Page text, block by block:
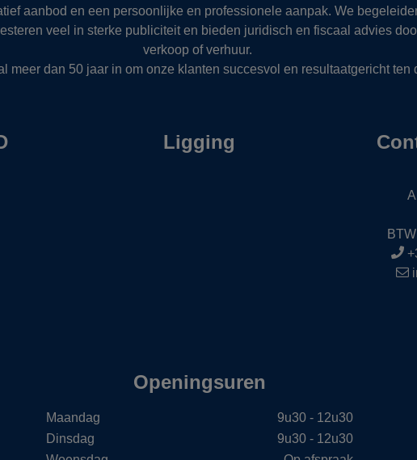
aanbod en een persoonlijke en professionele aanpak. We
veel in sterke publiciteit en bieden juridisch en fiscaal advies
verkoop of verhuur.
meer dan 50 jaar in om onze klanten succesvol en resultaatgericht ten
Ligging
Openingsuren
Maandag
9u30 - 12u30
Dinsdag
9u30 - 12u30